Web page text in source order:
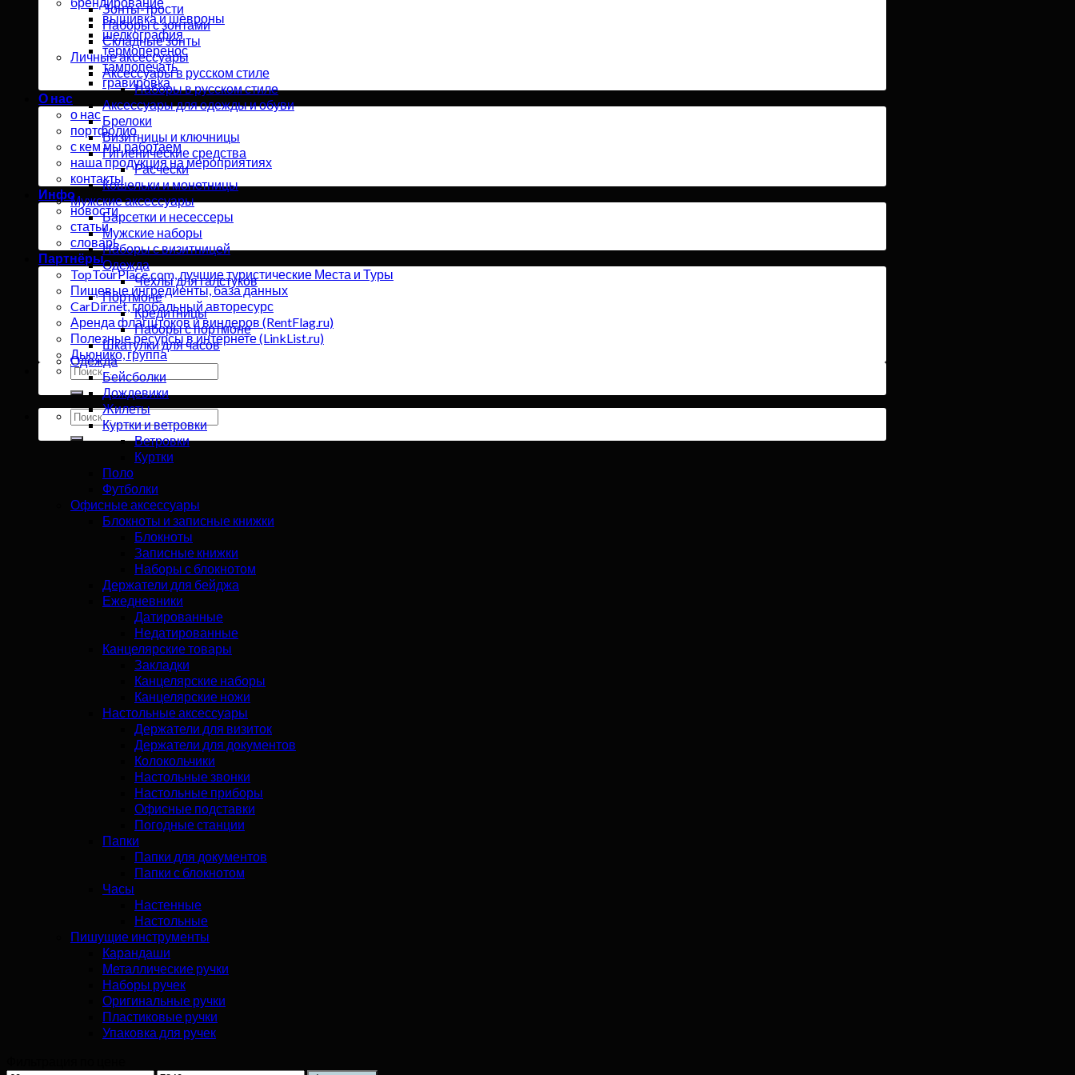
вышивка и шевроны
шелкография
термоперенос
тампопечать
гравировка
О нас
о нас
портфолио
с кем мы работаем
наша продукция на мероприятиях
контакты
Инфо
новости
статьи
словарь
Партнёры
TopTourPlace.com, лучшие туристические Места и Туры
Пищевые ингредиенты, база данных
CarDir.net, глобальный авторесурс
Аренда флагштоков и виндеров (RentFlag.ru)
Полезные ресурсы в интернете (LinkList.ru)
Дьюнико, группа
Искать:
Искать:
Зонты-трости
Наборы с зонтами
Складные зонты
Личные аксессуары
Аксессуары в русском стиле
Наборы в русском стиле
Аксессуары для одежды и обуви
Брелоки
Визитницы и ключницы
Гигиенические средства
Расчески
Кошельки и монетницы
Мужские аксессуары
Барсетки и несессеры
Мужские наборы
Наборы с визитницей
Одежда
Чехлы для галстуков
Портмоне
Кредитницы
Наборы с портмоне
Шкатулки для часов
Одежда
Бейсболки
Дождевики
Жилеты
Куртки и ветровки
Ветровки
Куртки
Поло
Футболки
Офисные аксессуары
Блокноты и записные книжки
Блокноты
Записные книжки
Наборы с блокнотом
Держатели для бейджа
Ежедневники
Датированные
Недатированные
Канцелярские товары
Закладки
Канцелярские наборы
Канцелярские ножи
Настольные аксессуары
Держатели для визиток
Держатели для документов
Колокольчики
Настольные звонки
Настольные приборы
Офисные подставки
Погодные станции
Папки
Папки для документов
Папки с блокнотом
Часы
Настенные
Настольные
Пишущие инструменты
Карандаши
Металлические ручки
Наборы ручек
Оригинальные ручки
Пластиковые ручки
Упаковка для ручек